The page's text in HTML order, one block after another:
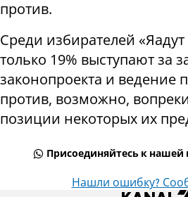
против.
Среди избирателей
только 19% выступают за
законопроекта и ведение
против, возможно,
позиции некоторых их
Присоединяйтесь к нашей
Нашли ошибку?